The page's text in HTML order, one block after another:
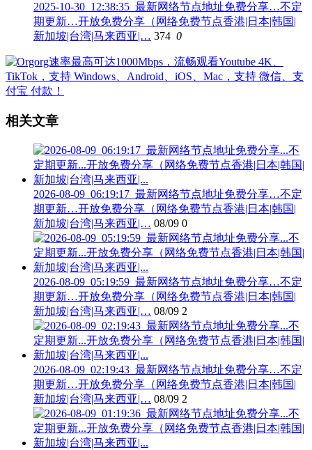
2025-10-30_12:38:35_最新网络节点地址免费分享…不定
期更新…开放免费分享（网络免费节点香港|日本|韩国|
新加坡|台湾|马来西亚|… 374 0
相关文章
2026-08-09_06:19:17_最新网络节点地址免费分享…不定
期更新…开放免费分享（网络免费节点香港|日本|韩国|
新加坡|台湾|马来西亚|… 08/09 0
2026-08-09_05:19:59_最新网络节点地址免费分享…不定
期更新…开放免费分享（网络免费节点香港|日本|韩国|
新加坡|台湾|马来西亚|… 08/09 2
2026-08-09_02:19:43_最新网络节点地址免费分享…不定
期更新…开放免费分享（网络免费节点香港|日本|韩国|
新加坡|台湾|马来西亚|… 08/09 2